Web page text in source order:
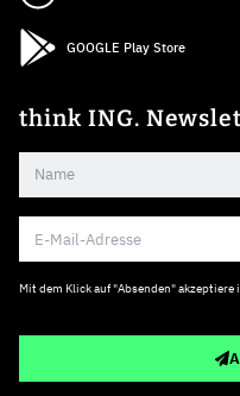
GOOGLE Play Store
think ING.
Mit dem Klick auf "Absenden" akzeptiere